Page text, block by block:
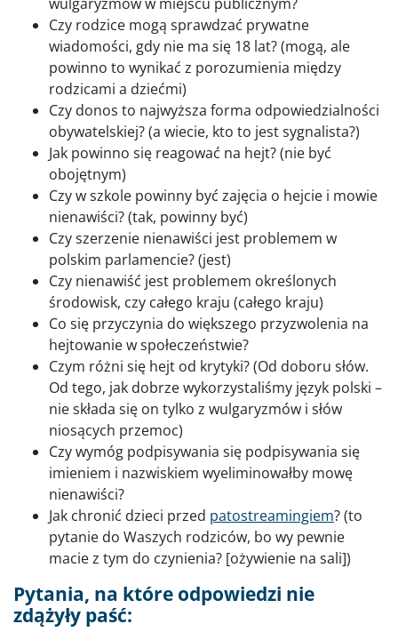
Czy rodzice mogą sprawdzać prywatne
wiadomości, gdy nie ma się 18 lat? (mogą, ale
powinno to wynikać z porozumienia między
rodzicami a dziećmi)
Czy donos to najwyższa forma odpowiedzialności
obywatelskiej? (a wiecie, kto to jest sygnalista?)
Jak powinno się reagować na hejt? (nie być
obojętnym)
Czy w szkole powinny być zajęcia o hejcie i mowie
nienawiści? (tak, powinny być)
Czy szerzenie nienawiści jest problemem w
polskim parlamencie? (jest)
Czy nienawiść jest problemem określonych
środowisk, czy całego kraju (całego kraju)
Co się przyczynia do większego przyzwolenia na
hejtowanie w społeczeństwie?
Czym różni się hejt od krytyki? (Od doboru słów.
Od tego, jak dobrze wykorzystaliśmy język polski –
nie składa się on tylko z wulgaryzmów i słów
niosących przemoc)
Czy wymóg podpisywania się podpisywania się
imieniem i nazwiskiem wyeliminowałby mowę
nienawiści?
Jak chronić dzieci przed patostreamingiem? (to
pytanie do Waszych rodziców, bo wy pewnie
macie z tym do czynienia? [ożywienie na sali])
Pytania, na które odpowiedzi nie
zdążyły paść: